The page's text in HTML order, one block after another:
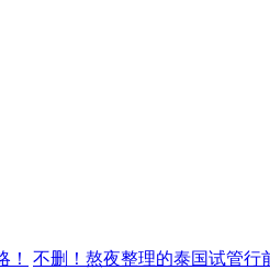
！
不删！熬夜整理的泰国试管行